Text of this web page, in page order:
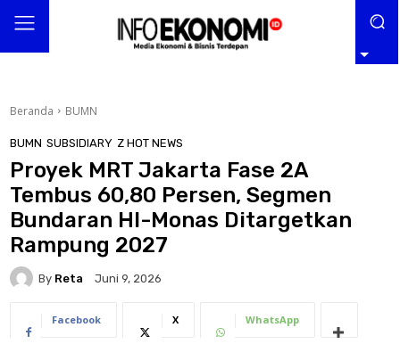
Beranda BUMN
BUMN SUBSIDIARY Z HOT NEWS
Proyek MRT Jakarta Fase 2A
Tembus 60,80 Persen, Segmen
Bundaran HI-Monas Ditargetkan
Rampung 2027
By Reta Juni 9, 2026
Facebook X WhatsApp